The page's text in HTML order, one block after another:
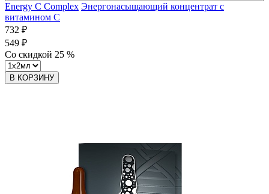
Energy C Complex Энергонасыщающий концентрат с
витамином C
732 ₽
549 ₽
Со скидкой 25 %
В КОРЗИНУ